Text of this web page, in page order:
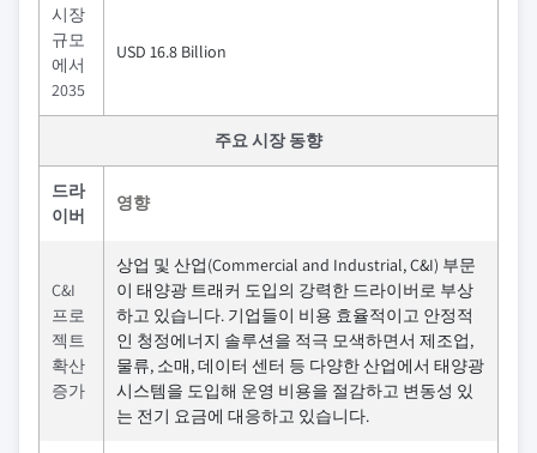
시장
규모
에서
2035
USD 16.8 Billion
주요 시장 동향
드라
이버
영향
C&I
프로
젝트
확산
증가
상업 및 산업(Commercial and Industrial, C&I) 부문
이 태양광 트래커 도입의 강력한 드라이버로 부상
하고 있습니다. 기업들이 비용 효율적이고 안정적
인 청정에너지 솔루션을 적극 모색하면서 제조업,
물류, 소매, 데이터 센터 등 다양한 산업에서 태양광
시스템을 도입해 운영 비용을 절감하고 변동성 있
는 전기 요금에 대응하고 있습니다.